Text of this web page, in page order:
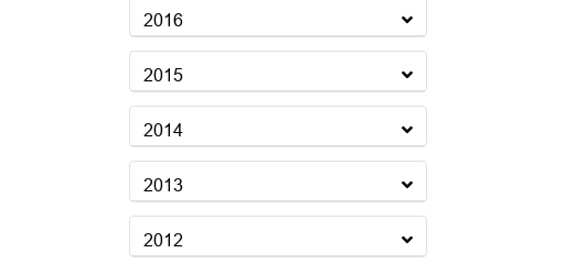
2016
2015
2014
2013
2012